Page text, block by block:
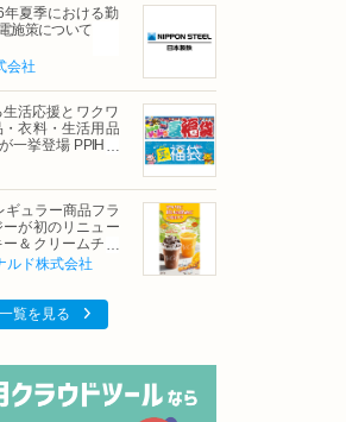
夏季における勤
施策について
会社
活応援とワクワ
衣料・生活用品
一挙登場 PPIHグ
＆セール 8月6日
ギュラー商品フラ
ーが初のリニュー
＆クリームチョ
ンゴースムージ
ルド株式会社
一覧を見る